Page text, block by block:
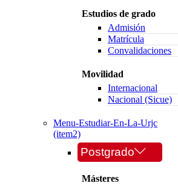
Estudios de grado
Admisión
Matrícula
Convalidaciones
Movilidad
Internacional
Nacional (Sicue)
Menu-Estudiar-En-La-Urjc
(item2)
Postgrado
Másteres